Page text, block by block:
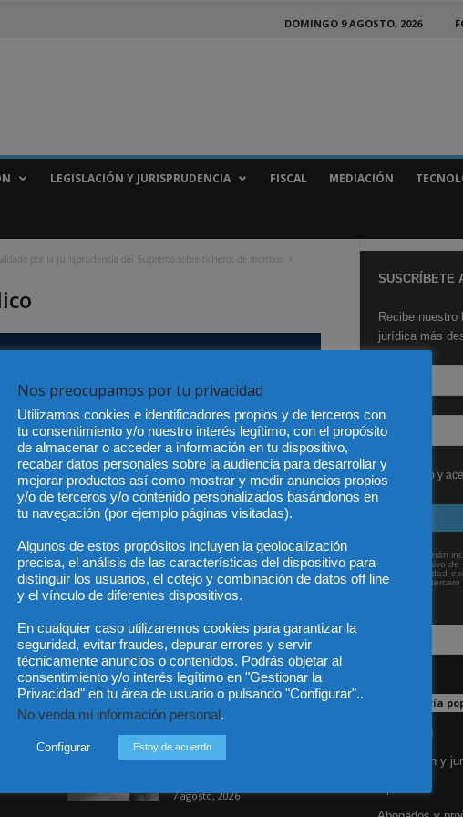
DOMINGO 9 AGOSTO, 2026
LEGISLACIÓN Y JURISPRUDENCIA FISCAL MEDIACIÓN
por la jurisprudencia del Supremo sobre ficheros de morosos
SUSCRÍBETE
Recibe
jurídica más
He leído y
Sus datos serán
objeto exclusivo
es de titularidad
cedido a un tercero
Incluso más noticias
Especialización total: por
qué TBF Abogados es el
7 agosto, 2026
Categoría
Legislación y
Nos preocupamos por tu privacidad
Utilizamos cookies e identificadores propios y de terceros con
tu consentimiento y/o nuestro interés legítimo, con el propósito
de almacenar o acceder a información en tu dispositivo,
recabar datos personales sobre la audiencia para desarrollar y
mejorar productos así como mostrar y medir anuncios propios
y/o de terceros y/o contenido personalizados basándonos en
tu navegación (por ejemplo páginas visitadas).
Algunos de estos propósitos incluyen la geolocalización
precisa, el análisis de las características del dispositivo para
distinguir los usuarios, el cotejo y combinación de datos off line
y el vínculo de diferentes dispositivos.
En cualquier caso utilizaremos cookies para garantizar la
seguridad, evitar fraudes, depurar errores y servir
técnicamente anuncios o contenidos. Podrás objetar al
consentimiento y/o interés legítimo en "Gestionar la
Privacidad" en tu área de usuario o pulsando "Configurar"..
No venda mi información personal .
Configurar Estoy de acuerdo